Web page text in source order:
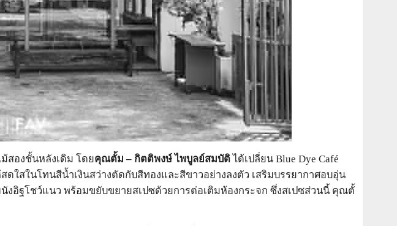
สองชั้นหลังเดิม โดยคุณตั้ม – กิตติพงษ์ ไพบูลย์สมบัติ ได้เปลี่ยน Blue Dye Café
ใสในโทนสีน้ำเงินสว่างตัดกับสีทองและสีขาวอย่างลงตัว เสริมบรรยากาศอบอุ่น
อิฐโชว์แนว พร้อมขยับขยายสเปซด้วยการต่อเติมห้องกระจก ซึ่งสเปซส่วนนี้ คุณตั้